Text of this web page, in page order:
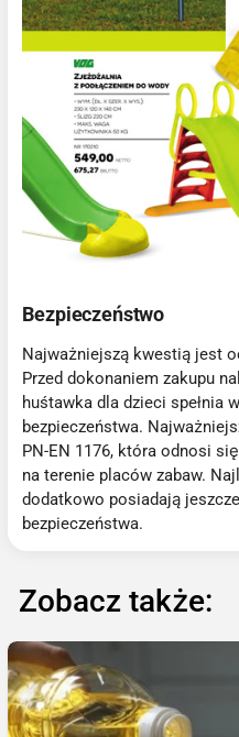
Bezpieczeństwo
Najważniejszą kwestią jest
Przed dokonaniem zakupu
huśtawka dla dzieci spełnia
bezpieczeństwa.
PN-EN 1176, która odnosi
na terenie placów zabaw.
dodatkowo posiadają
bezpieczeństwa.
Zobacz także: